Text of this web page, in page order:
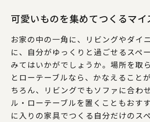
可愛いものを集めてつくるマイ
お家の中の一角に、リビングやダイ
に、自分がゆっくりと過ごせるスペ
みてはいかがでしょうか。場所を取
とローテーブルなら、かなえること
ちろん、リビングでもソファに合わ
ル・ローテーブルを置くこともおす
に入りの家具でつくる自分だけのス